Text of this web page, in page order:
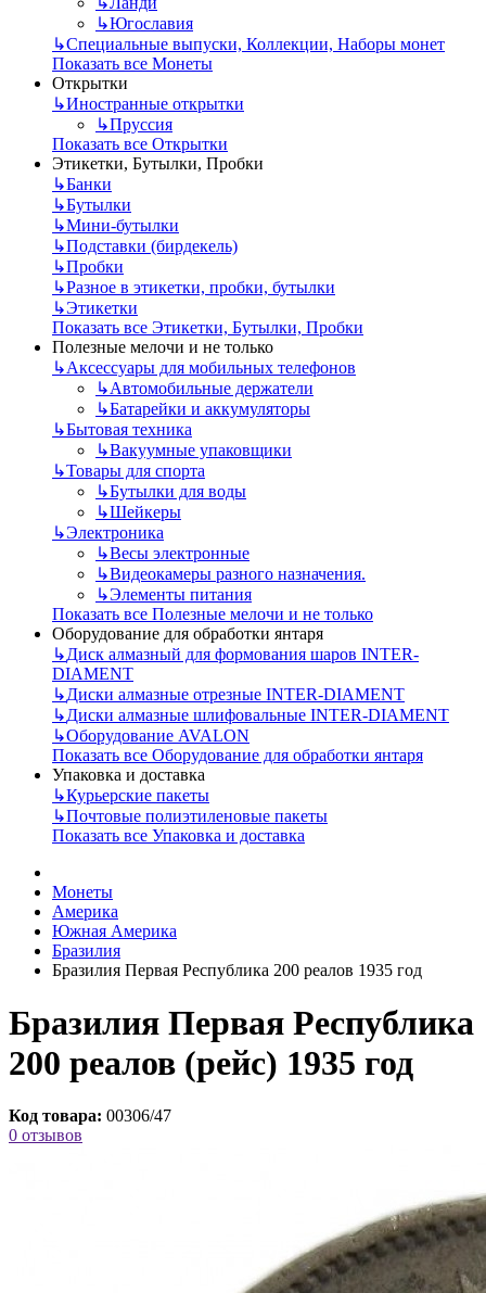
↳Югославия
↳Специальные выпуски, Коллекции, Наборы монет
Показать все Монеты
Открытки
↳Иностранные открытки
↳Пруссия
Показать все Открытки
Этикетки, Бутылки, Пробки
↳Банки
↳Бутылки
↳Мини-бутылки
↳Подставки (бирдекель)
↳Пробки
↳Разное в этикетки, пробки, бутылки
↳Этикетки
Показать все Этикетки, Бутылки, Пробки
Полезные мелочи и не только
↳Аксессуары для мобильных телефонов
↳Автомобильные держатели
↳Батарейки и аккумуляторы
↳Бытовая техника
↳Вакуумные упаковщики
↳Товары для спорта
↳Бутылки для воды
↳Шейкеры
↳Электроника
↳Весы электронные
↳Видеокамеры разного назначения.
↳Элементы питания
Показать все Полезные мелочи и не только
Оборудование для обработки янтаря
↳Диск алмазный для формования шаров INTER-
DIAMENT
↳Диски алмазные отрезные INTER-DIAMENT
↳Диски алмазные шлифовальные INTER-DIAMENT
↳Оборудование AVALON
Показать все Оборудование для обработки янтаря
Упаковка и доставка
↳Курьерские пакеты
↳Почтовые полиэтиленовые пакеты
Показать все Упаковка и доставка
Монеты
Америка
Южная Америка
Бразилия
Бразилия Первая Республика 200 реалов 1935 год
Бразилия Первая Республика
200 реалов (рейс) 1935 год
Код товара: 00306/47
0 отзывов